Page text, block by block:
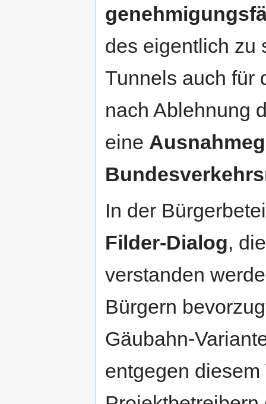
des eigentlich zu
Tunnels auch für
nach Ablehnung
eine
In der
Filder-Dialog,
verstanden
Bürgern
Gäubahn-
entgegen